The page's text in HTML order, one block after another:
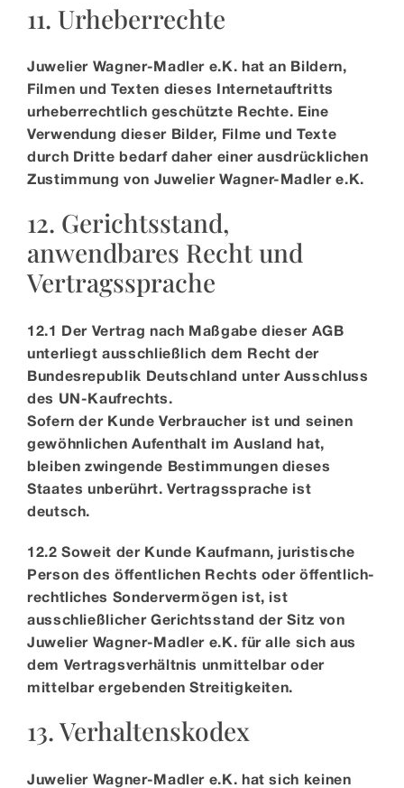
11. Urheberrechte
Juwelier Wagner-Madler e.K. hat an Bildern,
Filmen und Texten dieses Internetauftritts
urheberrechtlich geschützte Rechte. Eine
Verwendung dieser Bilder, Filme und Texte
durch Dritte bedarf daher einer ausdrücklichen
Zustimmung von Juwelier Wagner-Madler e.K.
12. Gerichtsstand,
anwendbares Recht und
Vertragssprache
12.1 Der Vertrag nach Maßgabe dieser AGB
unterliegt ausschließlich dem Recht der
Bundesrepublik Deutschland unter Ausschluss
des UN-Kaufrechts.
Sofern der Kunde Verbraucher ist und seinen
gewöhnlichen Aufenthalt im Ausland hat,
bleiben zwingende Bestimmungen dieses
Staates unberührt. Vertragssprache ist
deutsch.
12.2 Soweit der Kunde Kaufmann, juristische
Person des öffentlichen Rechts oder öffentlich-
rechtliches Sondervermögen ist, ist
ausschließlicher Gerichtsstand der Sitz von
Juwelier Wagner-Madler e.K. für alle sich aus
dem Vertragsverhältnis unmittelbar oder
mittelbar ergebenden Streitigkeiten.
13. Verhaltenskodex
Juwelier Wagner-Madler e.K. hat sich keinen